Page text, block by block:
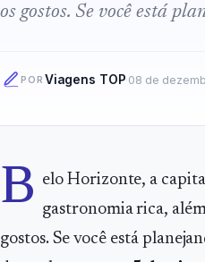
os gostos. Se você está
POR Viagens TOP 08 de
B elo Horizonte, a
gastronomia rica,
gostos. Se você está